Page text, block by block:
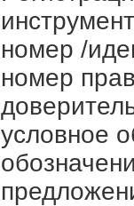
номер /
номер
условное